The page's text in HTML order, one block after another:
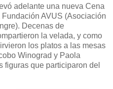
adelante una nueva Cena
AVUS (Asociación
Decenas de
la velada, y como
los platos a las mesas
Winograd y Paola
figuras que participaron del